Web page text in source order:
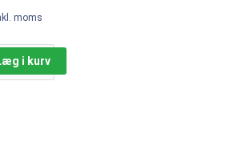
moms
i kurv